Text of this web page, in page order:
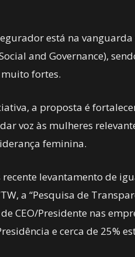
está na
and Governance),
fortes.
a proposta é
voz às mulheres
feminina.
recente levantamento de
a “Pesquisa de
CEO/Presidente nas
e cerca de 25%